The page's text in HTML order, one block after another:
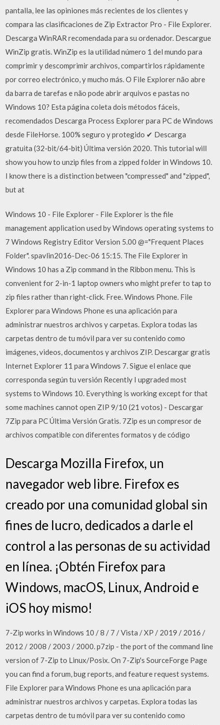
pantalla, lee las opiniones más recientes de los clientes y
compara las clasificaciones de Zip Extractor Pro - File Explorer.
Descarga WinRAR recomendada para su ordenador. Descargue
WinZip gratis. WinZip es la utilidad número 1 del mundo para
comprimir y descomprimir archivos, compartirlos rápidamente
por correo electrónico, y mucho más. O File Explorer não abre
da barra de tarefas e não pode abrir arquivos e pastas no
Windows 10? Esta página coleta dois métodos fáceis,
recomendados Descarga Process Explorer para PC de Windows
desde FileHorse. 100% seguro y protegido ✔ Descarga
gratuita (32-bit/64-bit) Última versión 2020. This tutorial will
show you how to unzip files from a zipped folder in Windows 10.
I know there is a distinction between "compressed" and "zipped",
but at
Windows 10 - File Explorer - File Explorer is the file
management application used by Windows operating systems to
7 Windows Registry Editor Version 5.00 @="Frequent Places
Folder". spavlin2016-Dec-06 15:15. The File Explorer in
Windows 10 has a Zip command in the Ribbon menu. This is
convenient for 2-in-1 laptop owners who might prefer to tap to
zip files rather than right-click. Free. Windows Phone. File
Explorer para Windows Phone es una aplicación para
administrar nuestros archivos y carpetas. Explora todas las
carpetas dentro de tu móvil para ver su contenido como
imágenes, videos, documentos y archivos ZIP. Descargar gratis
Internet Explorer 11 para Windows 7. Sigue el enlace que
corresponda según tu versión Recently I upgraded most
systems to Windows 10. Everything is working except for that
some machines cannot open ZIP 9/10 (21 votos) - Descargar
7Zip para PC Última Versión Gratis. 7Zip es un compresor de
archivos compatible con diferentes formatos y de código
Descarga Mozilla Firefox, un
navegador web libre. Firefox es
creado por una comunidad global sin
fines de lucro, dedicados a darle el
control a las personas de su actividad
en línea. ¡Obtén Firefox para
Windows, macOS, Linux, Android e
iOS hoy mismo!
7-Zip works in Windows 10 / 8 / 7 / Vista / XP / 2019 / 2016 /
2012 / 2008 / 2003 / 2000. p7zip - the port of the command line
version of 7-Zip to Linux/Posix. On 7-Zip's SourceForge Page
you can find a forum, bug reports, and feature request systems.
File Explorer para Windows Phone es una aplicación para
administrar nuestros archivos y carpetas. Explora todas las
carpetas dentro de tu móvil para ver su contenido como